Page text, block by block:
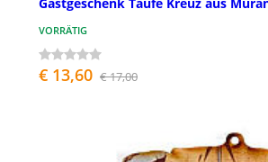
VORRÄTIG
€ 13,60 € 17,00